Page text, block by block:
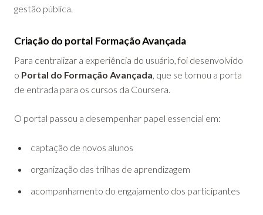
gestão pública.
Criação do portal Formação Avançada
Para centralizar a experiência do usuário, foi desenvolvido
o Portal do Formação Avançada, que se tornou a porta
de entrada para os cursos da Coursera.
O portal passou a desempenhar papel essencial em:
captação de novos alunos
organização das trilhas de aprendizagem
acompanhamento do engajamento dos participantes